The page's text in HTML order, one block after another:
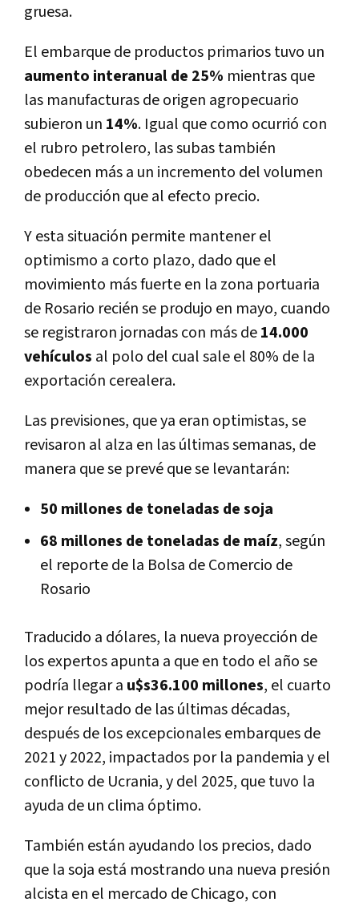
gruesa.
El embarque de productos primarios tuvo un
aumento interanual de 25% mientras que
las manufacturas de origen agropecuario
subieron un 14%. Igual que como ocurrió con
el rubro petrolero, las subas también
obedecen más a un incremento del volumen
de producción que al efecto precio.
Y esta situación permite mantener el
optimismo a corto plazo, dado que el
movimiento más fuerte en la zona portuaria
de Rosario recién se produjo en mayo, cuando
se registraron jornadas con más de14.000
vehículos al polo del cual sale el 80% de la
exportación cerealera.
Las previsiones, que ya eran optimistas, se
revisaron al alza en las últimas semanas, de
manera que se prevé que se levantarán:
50 millones de toneladas de soja
68 millones de toneladas de maíz, según
el reporte de la Bolsa de Comercio de
Rosario
Traducido a dólares, la nueva proyección de
los expertos apunta a que en todo el año se
podría llegar a u$s36.100 millones, el cuarto
mejor resultado de las últimas décadas,
después de los excepcionales embarques de
2021 y 2022, impactados por la pandemia y el
conflicto de Ucrania, y del 2025, que tuvo la
ayuda de un clima óptimo.
También están ayudando los precios, dado
que la soja está mostrando una nueva presión
alcista en el mercado de Chicago, con